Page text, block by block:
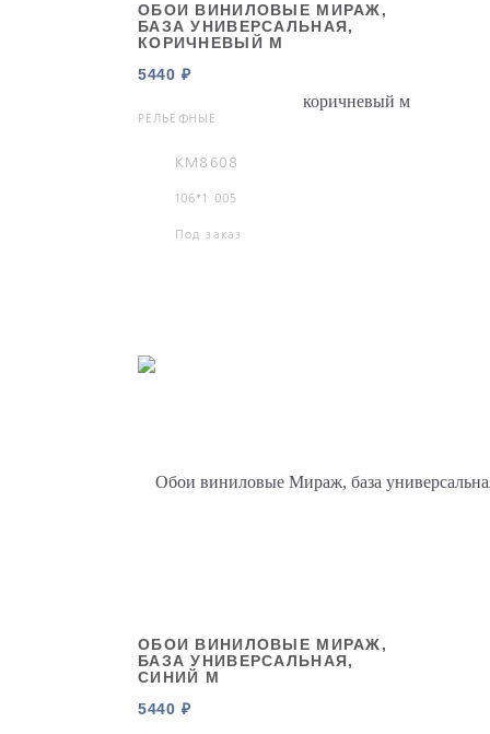
ОБОИ ВИНИЛОВЫЕ МИРАЖ,
БАЗА УНИВЕРСАЛЬНАЯ,
КОРИЧНЕВЫЙ М
5440 ₽
РЕЛЬЕФНЫЕ
KM8608
106*1 005
Под заказ
ОБОИ ВИНИЛОВЫЕ МИРАЖ,
БАЗА УНИВЕРСАЛЬНАЯ,
СИНИЙ М
5440 ₽